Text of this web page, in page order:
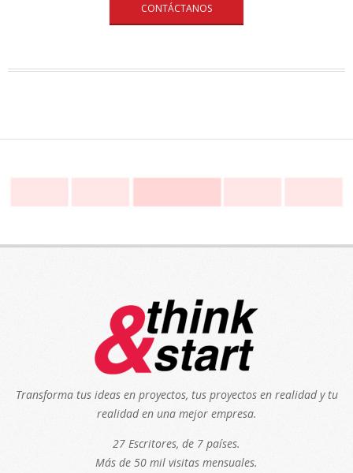
CONTÁCTANOS
Transforma tus ideas en proyectos, tus proyectos en realidad y tu
realidad en una mejor empresa.
27 Escritores, de 7 países.
Más de 50 mil visitas mensuales.